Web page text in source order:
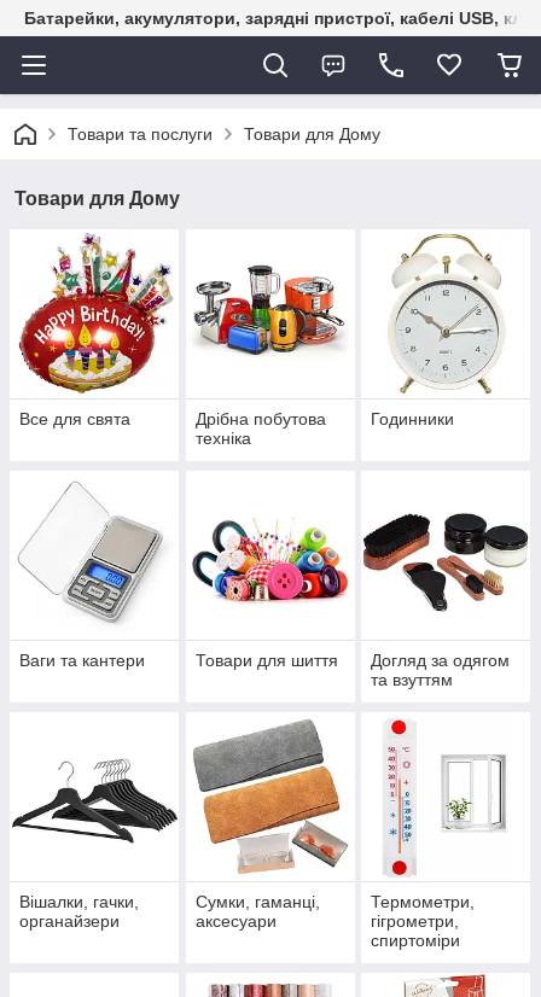
Батарейки, акумулятори, зарядні пристрої, кабелі USB,
Товари та послуги Товари для Дому
Товари для Дому
Все для свята
Дрібна побутова
технiка
Годинники
Ваги та кантери Товари для шиття
Догляд за одягом
та взуттям
Вішалки, гачки,
органайзери
Сумки, гаманці,
аксесуари
Термометри,
гігрометри,
спиртоміри